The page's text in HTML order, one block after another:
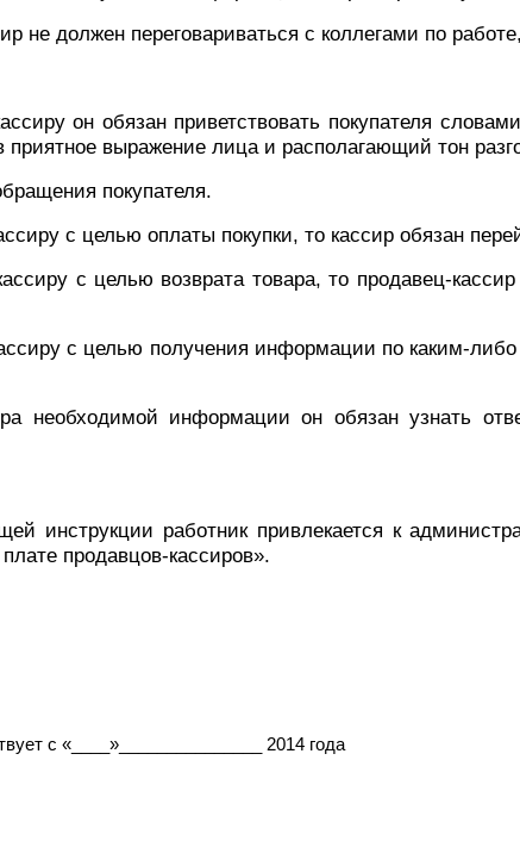
не должен переговариваться с коллегами по
он обязан приветствовать покупателя
приятное выражение лица и располагающий тон
покупателя.
с целью оплаты покупки, то кассир обязан
с целью возврата товара, то продавец-
с целью получения информации по каким-
необходимой информации он обязан узнать
инструкции работник привлекается к
продавцов-кассиров».
с «____»_______________ 2014 года